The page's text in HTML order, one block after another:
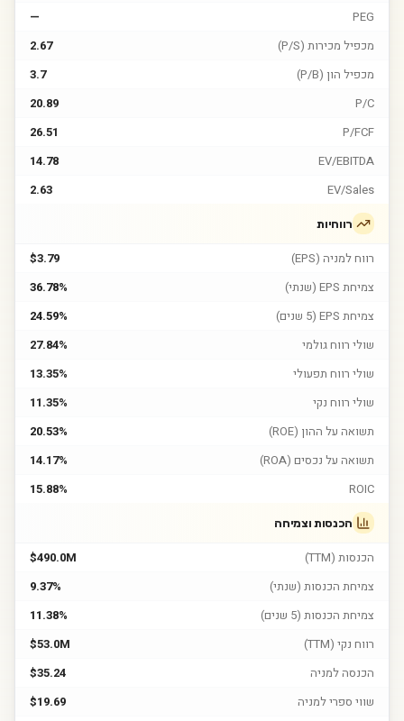
PEG
—
מכפיל מכירות (P/S)
2.67
מכפיל הון (P/B)
3.7
P/C
20.89
P/FCF
26.51
EV/EBITDA
14.78
EV/Sales
2.63
רווחיות
רווח למניה (EPS)
$3.79
צמיחת EPS (שנתי)
36.78%
צמיחת EPS (5 שנים)
24.59%
שולי רווח גולמי
27.84%
שולי רווח תפעולי
13.35%
שולי רווח נקי
11.35%
תשואה על ההון (ROE)
20.53%
תשואה על נכסים (ROA)
14.17%
ROIC
15.88%
הכנסות וצמיחה
הכנסות (TTM)
$490.0M
צמיחת הכנסות (שנתי)
9.37%
צמיחת הכנסות (5 שנים)
11.38%
רווח נקי (TTM)
$53.0M
הכנסה למניה
$35.24
שווי ספרי למניה
$19.69